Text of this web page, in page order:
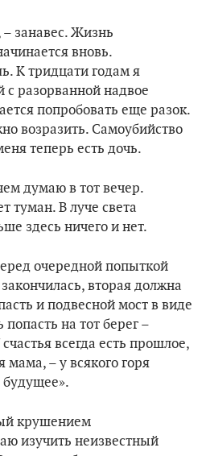
занавес. Жизнь
вновь.
К тридцати годам я
разорванной надвое
попробовать еще разок.
возразить. Самоубийство
теперь есть дочь.
думаю в тот вечер.
туман. В луче света
здесь ничего и нет.
очередной попыткой
вторая должна
и подвесной мост в виде
на тот берег –
всегда есть прошлое,
мама, – у всякого горя
крушением
изучить неизвестный